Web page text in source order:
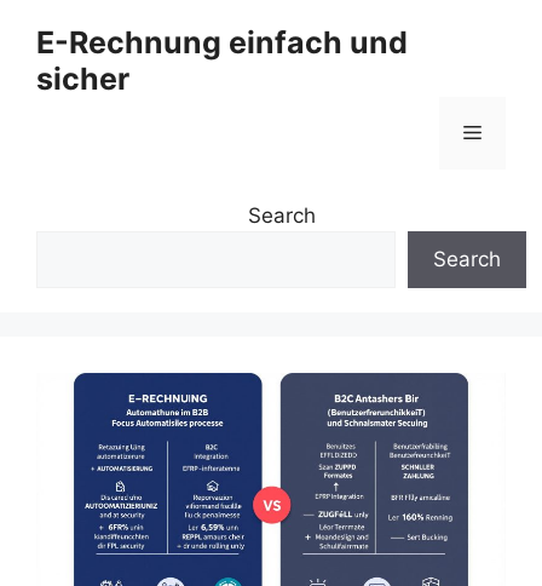
Inhalt
springen
E-Rechnung einfach und
sicher
Menü
Search
Search